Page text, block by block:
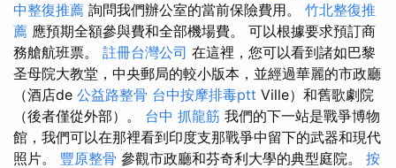
中整復推薦 詢問我們辦公室的當前保險費用。 竹北整復推
薦 應預期全額參與費和全部機場費。 可以根據要求預訂商
務艙航班票。 註冊台灣公司 在這裡，您可以看到諸如巴黎
圣母院大教堂，中央郵局的較小版本，並經過華麗的市政廳
（酒店de 公益路整骨 台中按摩排毒ptt Ville）和舊歌劇院
（後者僅從外部）。 台中 抓龍筋 我們的下一站是戰爭博物
館，我們可以在那裡看到印度支那戰爭中留下的武器和現代
照片。 豐原整骨 參觀市政廳和芬奇利大學的典型庭院。 按